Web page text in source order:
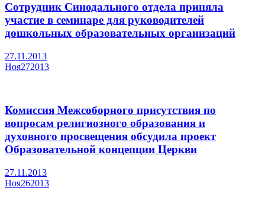
Сотрудник Синодального отдела приняла
участие в семинаре для руководителей
дошкольных образовательных организаций
27.11.2013
Ноя272013
Комиссия Межсоборного присутствия по
вопросам религиозного образования и
духовного просвещения обсудила проект
Образовательной концепции Церкви
27.11.2013
Ноя262013